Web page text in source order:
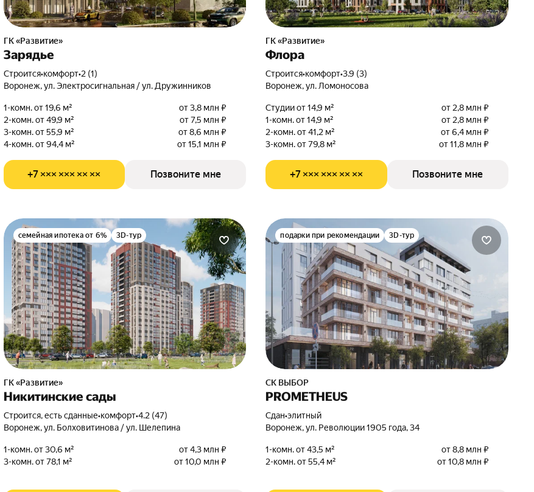
ГК «Развитие»
Зарядье
Строится•комфорт•2 (1)
Воронеж, ул. Электросигнальная / ул. Дружинников
1-комн. от 19,6 м²
от 3,8 млн ₽
2-комн. от 49,9 м²
от 7,5 млн ₽
3-комн. от 55,9 м²
от 8,6 млн ₽
4-комн. от 94,4 м²
от 15,1 млн ₽
+7 ××× ××× ×× ×× Позвоните мне
ГК «Развитие»
Флора
Строится•комфорт•3.9 (3)
Воронеж, ул. Ломоносова
Студии от 14,9 м²
от 2,8 млн ₽
1-комн. от 14,9 м²
от 2,8 млн ₽
2-комн. от 41,2 м²
от 6,4 млн ₽
3-комн. от 79,8 м²
от 11,8 млн ₽
+7 ××× ××× ×× ×× Позвоните мне
семейная ипотека от 6% 3D-тур
ГК «Развитие»
Никитинские сады
Строится, есть сданные•комфорт•4.2 (47)
Воронеж, ул. Болховитинова / ул. Шелепина
1-комн. от 30,6 м²
от 4,3 млн ₽
3-комн. от 78,1 м²
от 10,0 млн ₽
подарки при рекомендации 3D-тур
СК ВЫБОР
PROMETHEUS
Сдан•элитный
Воронеж, ул. Революции 1905 года, 34
1-комн. от 43,5 м²
от 8,8 млн ₽
2-комн. от 55,4 м²
от 10,8 млн ₽